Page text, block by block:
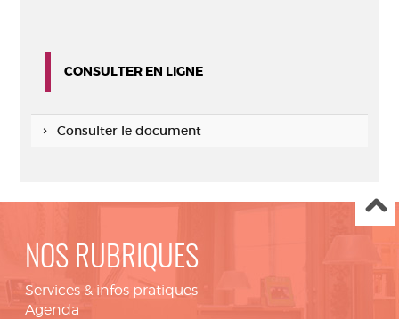
CONSULTER EN LIGNE
Consulter le document
NOS RUBRIQUES
Services & infos pratiques
Agenda